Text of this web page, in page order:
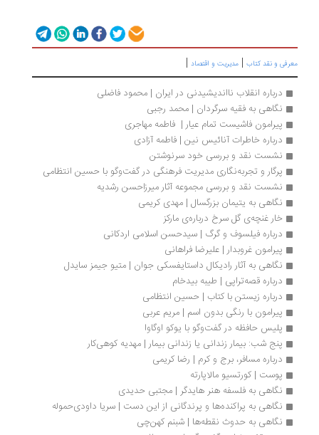
و نقد کتاب|مدیریت و اقتصاد|
درباره انقلاب نااندیشیدنی در ایران | محمود فاضلی
نگاهی به فقیه سرگردان | محمد رجبی
پیرامون فاشیست تمام عیار |  فاطمه مهاجری
درباره خاطرات آنائیس نین | فاطمه آزادی
نشست نقد و بررسی خود سرنوشتن
پرگار و تجربه‌نگاری مدیریت فرهنگی در گفت‌وگو با حسین انتظامی
نشست نقد و بررسی مجموعه آثار میرزاحسن رشدیه
نگاهی به یتیمان بزرگسال | مهد‌ی کریمی
خار غنچه‌ی گل سرخ درباره‌ی مارکز
درباره فیلسوف و گرگ | سیدحسن اسلامی اردکانی
پیرامون غروبدار | علیرضا فراهانی
نگاهی به آثار رادیکال داستایفسکی جوان | متیو جیمز سایدل
درباره قصه‌تراپی | طیبه بیدخام
درباره زیستن با کتاب | حسین انتظامی
پیرامون با رنگی بدون اسم | مریم عربی
پلیس حافظه در گفت‌وگو با یوکو اوگاوا
پنج شب: بیمار زندانی یا زندانی بیمار | مهدیه کوهی‌کار
درباره مسافر، برج و کرم | رضا کریمی
پوست | کورتسیو مالاپارته
نگاهی به فلسفه هنر هایدگر | مجتبی حدیدی
نگاهی به پراکنده‌ها و پرندگانی از این دست | سریا داودی‌حموله
نگاهی به حدوث نقطه‌ها | شبنم کهن‌چی